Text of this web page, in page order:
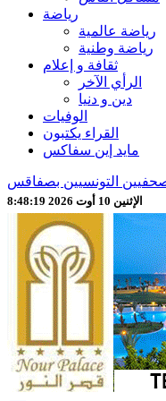
رياضة
رياضة عالمية
رياضة وطنية
ثقافة و إعلام
الرأي الآخر
دين و دنيا
الوفيات
القراء يكتبون
مايد إين سفاكس
التونسيين بصفاقس
الإثنين 10 أوت 2026 8:48:22